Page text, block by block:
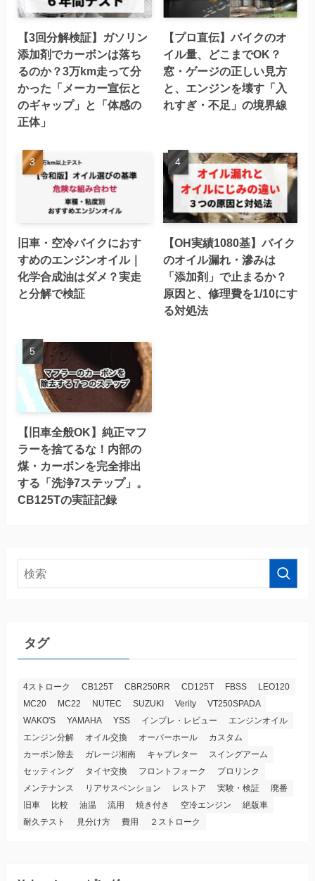
【3回分解検証】ガソリン
添加剤でカーボンは落ち
るのか？3万km走って分
かった「メーカー宣伝と
のギャップ」と「体感の
正体」
【プロ直伝】バイクのオ
イル量、どこまでOK？
窓・ゲージの正しい見方
と、エンジンを壊す「入
れすぎ・不足」の境界線
旧車・空冷バイクにおす
すめのエンジンオイル｜
化学合成油はダメ？実走
と分解で検証
【OH実績1080基】バイク
のオイル漏れ・滲みは
「添加剤」で止まるか？
原因と、修理費を1/10にす
る対処法
【旧車全般OK】純正マフ
ラーを捨てるな！内部の
煤・カーボンを完全排出
する「洗浄7ステップ」。
CB125Tの実証記録
タグ
4ストローク CB125T CBR250RR CD125T FBSS
LEO120
MC20
MC22 NUTEC SUZUKI Verity
VT250SPADA
WAKO'S
YAMAHA YSS インプレ・レビュー
エンジンオイル
エンジン分解
オイル交換 オーバーホール
カスタム
カーボン除去
ガレージ湘南 キャブレター
スイングアーム
セッティング
タイヤ交換 フロントフォーク
プロリンク
メンテナンス
リアサスペンション レストア 実験・検証
廃番
旧車
比較 油温 流用 焼き付き 空冷エンジン
絶版車
耐久テスト
見分け方 費用 ２ストローク